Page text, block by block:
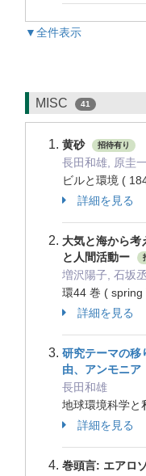
▼全件表示
MISC 41
黄砂 招待有り
長田和雄, 原圭
ビルと環境 (
詳細を見る
大気と海から考
と人間活動ー
増沢陽子, 石坂
環44 巻 (
詳細を見る
研究テーマの移
由、アンモニア
長田和雄
地球環境科学
詳細を見る
巻頭言: エアロ